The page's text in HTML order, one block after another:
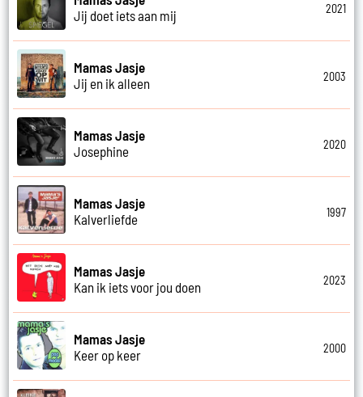
Jij doet iets aan mij
2021
Mamas Jasje
Jij en ik alleen
2003
Mamas Jasje
Josephine
2020
Mamas Jasje
Kalverliefde
1997
Mamas Jasje
Kan ik iets voor jou doen
2023
Mamas Jasje
Keer op keer
2000